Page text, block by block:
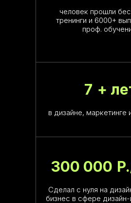
человек прошли
тренинги и 6000+
проф.
Сделал с нуля на
бизнес в сфере
в дизайне, маркетинге
300 000
7 +